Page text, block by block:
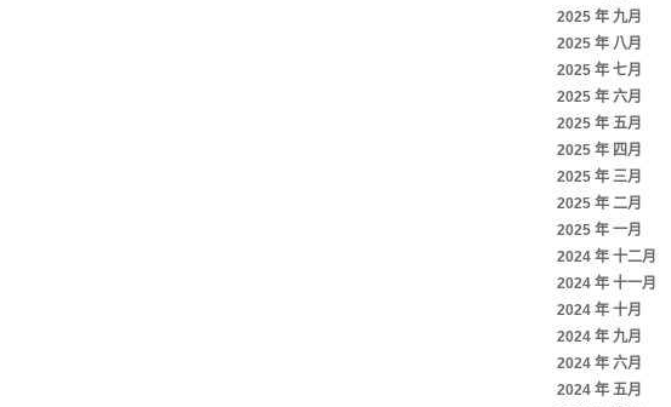
2025 年 九月
2025 年 八月
2025 年 七月
2025 年 六月
2025 年 五月
2025 年 四月
2025 年 三月
2025 年 二月
2025 年 一月
2024 年 十二月
2024 年 十一月
2024 年 十月
2024 年 九月
2024 年 六月
2024 年 五月